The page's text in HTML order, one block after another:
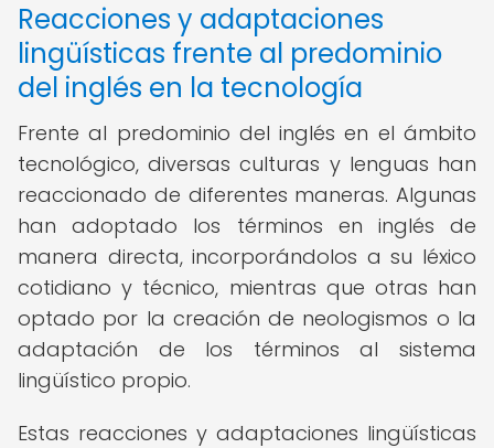
Reacciones y adaptaciones
lingüísticas frente al predominio
del inglés en la tecnología
Frente al predominio del inglés en el ámbito
tecnológico, diversas culturas y lenguas han
reaccionado de diferentes maneras. Algunas
han adoptado los términos en inglés de
manera directa, incorporándolos a su léxico
cotidiano y técnico, mientras que otras han
optado por la creación de neologismos o la
adaptación de los términos al sistema
lingüístico propio.
Estas reacciones y adaptaciones lingüísticas